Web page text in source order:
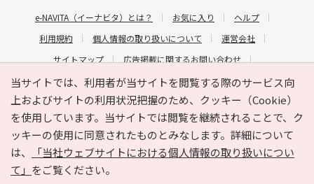
当サイトでは、利用者が当サイトを閲覧する際のサービス向
上およびサイトの利用状況把握のため、クッキー（Cookie）
を使用しています。当サイトでは閲覧を継続されることで、ク
ッキーの使用に同意されたものとみなします。詳細について
は、
「当社ウェブサイトにおける個人情報の取り扱いについ
て」 をご覧ください。
e-NAVITA（イーナビタ）とは？ お気に入り
ヘルプ
利用規約
個人情報の取り扱いについて
運営会社
サイトマップ
広告掲載に関するお問い合わせ
サイトの内容に関するお問い合わせ
Copyright © HYOJITO.Co.,Ltd. All Rights Reserved.